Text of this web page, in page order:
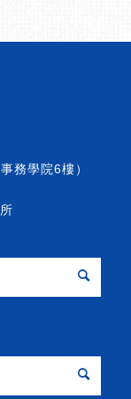
務學院6樓）